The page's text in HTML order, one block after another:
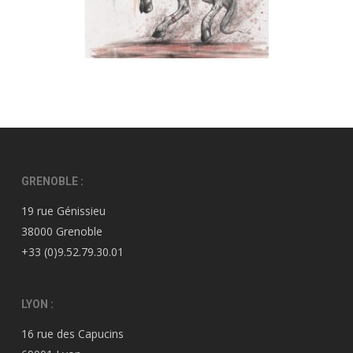
GRENOBLE :
19 rue Génissieu
38000 Grenoble
+33 (0)9.52.79.30.01
LYON :
16 rue des Capucins